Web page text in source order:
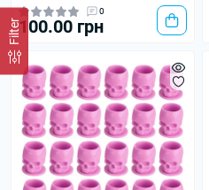
Filter
0
100.00 грн